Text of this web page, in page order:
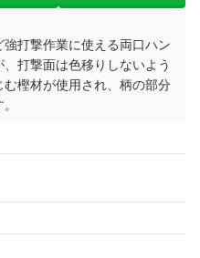
打撃作業に使える両口ハン
打撃面は色移りしないよう
樫材が使用され、 柄の部分